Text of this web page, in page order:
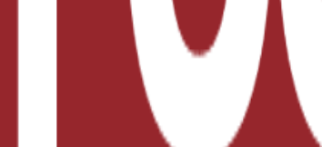
las que el país aún tiene en
PepsiCo México, hemos
y adolescencia, destacó Susana
marco de esta alianza será una